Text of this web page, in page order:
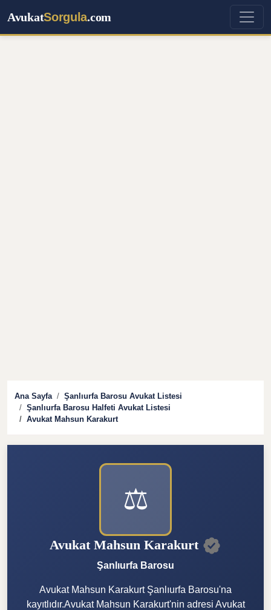
AvukatSorgula.com
Ana Sayfa
Şanlıurfa Barosu Avukat Listesi
Şanlıurfa Barosu Halfeti Avukat Listesi
Avukat Mahsun Karakurt
⚖️
Avukat Mahsun Karakurt
Şanlıurfa Barosu
Avukat Mahsun Karakurt Şanlıurfa Barosu'na
kayıtlıdır.Avukat Mahsun Karakurt'nin adresi Avukat